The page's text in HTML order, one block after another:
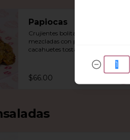
Papiocas
Crujientes bolitas de papa
mezcladas con perlas de tapioca,
cacahuetes tostados y un toque de
Acompañadas con guacamole.
$66.00